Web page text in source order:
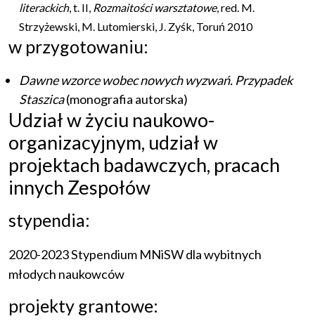
literackich, t. II, Rozmaitości warsztatowe, red. M.
Strzyżewski, M. Lutomierski, J. Zyśk, Toruń 2010
w przygotowaniu:
Dawne wzorce wobec nowych wyzwań. Przypadek
Staszica(monografia autorska)
Udział w życiu naukowo-
organizacyjnym, udział w
projektach badawczych, pracach
innych Zespołów
stypendia:
2020-2023 Stypendium MNiSW dla wybitnych
młodych naukowców
projekty grantowe: